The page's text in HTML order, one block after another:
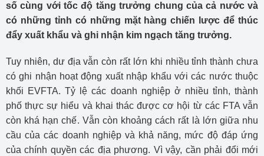
số cùng với tốc độ tăng trưởng chung của cả nước và
có những tỉnh có những mặt hàng chiến lược để thúc
đẩy xuất khẩu và ghi nhận kim ngạch tăng trưởng.
Tuy nhiên, dư địa vẫn còn rất lớn khi nhiều tỉnh thành chưa
có ghi nhận hoạt động xuất nhập khẩu với các nước thuộc
khối EVFTA. Tỷ lệ các doanh nghiệp ở nhiều tỉnh, thành
phố thực sự hiểu và khai thác được cơ hội từ các FTA vẫn
còn khá hạn chế. Vẫn còn khoảng cách rất là lớn giữa nhu
cầu của các doanh nghiệp và khả năng, mức độ đáp ứng
của chính quyền các địa phương. Vì vậy, cần phải đổi mới